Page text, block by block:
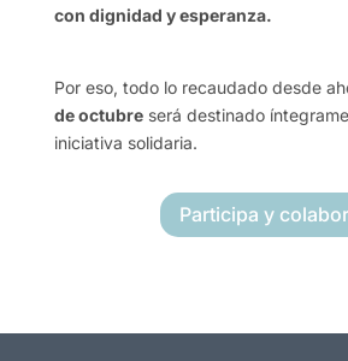
con dignidad y esperanza.
Por eso, todo lo recaudado desde
de octubreserá destinado
iniciativa solidaria.
Participa y